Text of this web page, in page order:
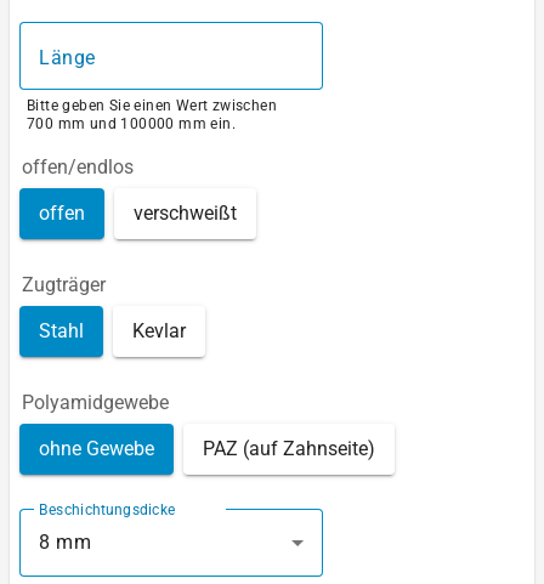
Länge
Bitte geben Sie einen Wert zwischen
700 mm und 100000 mm ein.
offen/endlos
offen verschweißt
Zugträger
Stahl Kevlar
Polyamidgewebe
ohne Gewebe PAZ (auf Zahnseite)
Beschichtungsdicke
8 mm